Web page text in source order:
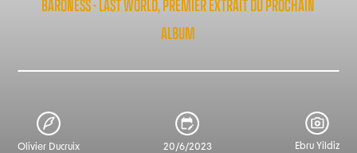
ALBUM
Olivier Ducruix 20/6/2023 Ebru Yildiz